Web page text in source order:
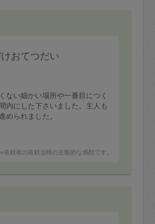
おてつだい
ない細かい場所や一番目につく
内にした下さいました。主人も
められました。
したいと思います。
※依頼者の依頼当時の主観的な感想です。